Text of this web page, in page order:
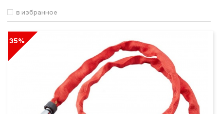
в избранное
35%